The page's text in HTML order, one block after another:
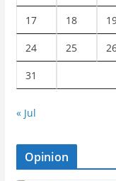
17 18
24 25
31
« Jul
Opinion